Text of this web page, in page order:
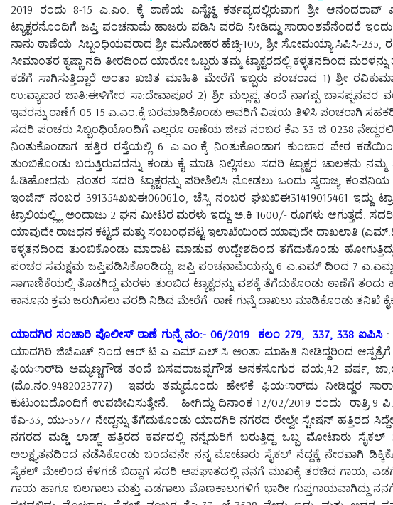
2019 ರಂದು 8-15 ಎ.ಎಂ. ಕ್ಕೆ ಠಾಣೆಯ ಎಸ್ಹೆಚ್ಡಿ ಕರ್ತವ್ಯದಲ್ಲಿರುವಾಗ ಶ್ರೀ
ಟ್ಯಾಕ್ಟರನೊಂದಿಗೆ ಜಪ್ತಿ ಪಂಚನಾಮೆ ಹಾಜರು ಪಡಿಸಿ ವರದಿ ನೀಡಿದ್ದು ಸಾರಾಂಶವೆನೆಂದರೆ
ನಾನು ಠಾಣೆಯ ಸಿಬ್ಬಂಧಿಯವರಾದ ಶ್ರೀ ಮನೋಹರ ಹೆಚ್ಸಿ-105, ಶ್ರೀ ಸೋಮಯ್ಯಾ ಸಿಪಿಸಿ-235,
ಸೀಮಾಂತರ ಕೃಷ್ಣಾ ನದಿ ತೀರದಿಂದ ಯಾರೋ ಒಬ್ಬರು ತಮ್ಮ ಟ್ಯಾಕ್ಟರದಲ್ಲಿ ಕಳ್ಳತನದಿಂದ
ಕಡೆಗೆ ಸಾಗಿಸುತ್ತಿದ್ದಾರೆ ಅಂತಾ ಖಚಿತ ಮಾಹಿತಿ ಮೇರೆಗೆ ಇಬ್ಬರು ಪಂಚರಾದ 1) ಶ್ರೀ
ಉ:ವ್ಯಾಪಾರ ಜಾತಿ:ಈಳಿಗೇರ ಸಾ:ದೇವಾಪೂರ 2) ಶ್ರೀ ಮಲ್ಲಪ್ಪ ತಂದೆ ನಾಗಪ್ಪ
ಇವರನ್ನು ಠಾಣೆಗೆ 05-15 ಎ.ಎಂ.ಕ್ಕೆ ಬರಮಾಡಿಕೊಂಡು ಅವರಿಗೆ ವಿಷಯ ತಿಳಿಸಿ ಪಂಚರಾಗಿ
ಸದರಿ ಪಂಚರು ಸಿಬ್ಬಂಧಿಯೊಂದಿಗೆ ಎಲ್ಲರೂ ಠಾಣೆಯ ಜೀಪ ನಂಬರ ಕೆಎ-33 ಜಿ-0238
ನಿಂತುಕೊಂಡಾಗ ಹತ್ತಿರ ರಸ್ತೆಯಲ್ಲಿ 6 ಎ.ಎಂ.ಕ್ಕೆ ನಿಂತುಕೊಂಡಾಗ ಕುಂಬಾರ ಪೇಠ
ತುಂಬಿಕೊಂಡು ಬರುತ್ತಿರುವದನ್ನು ಕಂಡು ಕೈ ಮಾಡಿ ನಿಲ್ಲಿಸಲು ಸದರಿ ಟ್ಯಾಕ್ಟರ ಚಾಲಕನು
ಓಡಿಹೋದನು. ನಂತರ ಸದರಿ ಟ್ಯಾಕ್ಟರನ್ನು ಪರೀಶಿಲಿಸಿ ನೋಡಲು ಒಂದು ಸ್ವರಾಜ್ಯ ಕಂಪನಿಯ
ಇಂಜಿನ್ ನಂಬರ 391354ಖಖಈ06061ಂ, ಚೆಸ್ಸಿ ನಂಬರ ಘಖಖಿಈ31419015461 ಇದ್ದು
ಟ್ರಾಲಿಯಲ್ಲ್ಲಿ ಅಂದಾಜು 2 ಘನ ಮೀಟರ ಮರಳು ಇದ್ದು ಅ.ಕಿ 1600/- ರೂಗಳು ಆಗುತ್ತದೆ. ಸದರಿ
ಯಾವುದೇ ರಾಜಧನ ಕಟ್ಟದೆ ಮತ್ತು ಸಂಬಂಧಪಟ್ಟ ಇಲಾಖೆಯಿಂದ ಯಾವುದೇ ದಾಖಲಾತಿ
ಕಳ್ಳತನದಿಂದ ತುಂಬಿಕೊಂಡು ಮಾರಾಟ ಮಾಡುವ ಉದ್ದೇಶದಿಂದ ತಗೆದುಕೊಂಡು
ಪಂಚರ ಸಮಕ್ಷಮ ಜಪ್ತಿಪಡಿಸಿಕೊಂಡಿದ್ದು, ಜಪ್ತಿ ಪಂಚನಾಮೆಯನ್ನು 6 ಎ.ಎಮ್ ದಿಂದ 7 ಎ.ಎಮ್ದ
ಸಾಗಾಣಿಕೆಯಲ್ಲಿ ತೊಡಗಿದ್ದ ಮರಳು ತುಂಬಿದ ಟ್ಯಾಕ್ಟರನ್ನು ವಶಕ್ಕೆ ತೆಗೆದುಕೊಂಡು ಠಾಣೆಗೆ ತಂದು
ಕಾನೂನು ಕ್ರಮ ಜರುಗಿಸಲು ವರದಿ ನಿಡಿದ ಮೇರೆಗೆ ಠಾಣೆ ಗುನ್ನೆ ದಾಖಲು ಮಾಡಿಕೊಂಡು ತನಿಖೆ
ಯಾದಗಿರ ಸಂಚಾರಿ ಪೊಲೀಸ್ ಠಾಣೆ ಗುನ್ನೆ ನಂ:- 06/2019 ಕಲಂ 279, 337, 338 ಐಪಿಸಿ:-
ಯಾದಗಿರಿ ಜಿಜಿಎಚ್ ನಿಂದ ಆರ್.ಟಿ.ಎ ಎಮ್.ಎಲ್.ಸಿ ಅಂತಾ ಮಾಹಿತಿ ನೀಡಿದ್ದರಿಂದ ಆಸ್ಪತ್ರೆಗೆ
ಫಿಯರ್ಾದಿ ಅಮ್ಮಣ್ಣಗೌಡ ತಂದೆ ಬಸವರಾಜಪ್ಪಗೌಡ ಅನಕಸೂಗುರ ವಯ;42 ವರ್ಷ,
(ಮೊ.ನಂ.9482023777) ಇವರು ತಮ್ಮದೊಂದು ಹೇಳಿಕೆ ಫಿಯರ್ಾದು ನೀಡಿದ್ದರ
ಕುಟುಂಬದೊಂದಿಗೆ ಉಪಜೀವಿಸುತ್ತೇನೆ. ಹೀಗಿದ್ದು ದಿನಾಂಕ 12/02/2019 ರಂದು ರಾತ್ರಿ
ಕೆಎ-33, ಯು-5577 ನೇದ್ದನ್ನು ತೆಗೆದುಕೊಂಡು ಯಾದಗಿರಿ ನಗರದ ರೇಲ್ವೇ ಸ್ಟೇಷನ್ ಹತ್ತಿರದ
ನಗರದ ಮಡ್ಡಿ ಲಾಡ್ಜ್ ಹತ್ತಿರದ ಕರ್ವದಲ್ಲಿ ನನ್ನೆದುರಿಗೆ ಬರುತ್ತಿದ್ದ ಒಬ್ಬ ಮೋಟಾರು ಸೈಕಲ್
ಅಲಕ್ಷ್ಯತನದಿಂದ ನಡೆಸಿಕೊಂಡು ಬಂದವನೇ ನನ್ನ ಮೋಟಾರು ಸೈಕಲ್ ನೆದ್ದಕ್ಕೆ ನೇರವಾಗಿ
ಸೈಕಲ್ ಮೇಲಿಂದ ಕೆಳಗಡೆ ಬಿದ್ದಾಗ ಸದರಿ ಅಪಘಾತದಲ್ಲಿ ನನಗೆ ಮುಖಕ್ಕೆ ತರಚಿದ ಗಾಯ,
ಗಾಯ ಹಾಗೂ ಬಲಗಾಲು ಮತ್ತು ಎಡಗಾಲು ಮೊಣಕಾಲುಗಳಿಗೆ ಭಾರೀ ಗುಪ್ತಗಾಯವಾಗಿದ್ದು